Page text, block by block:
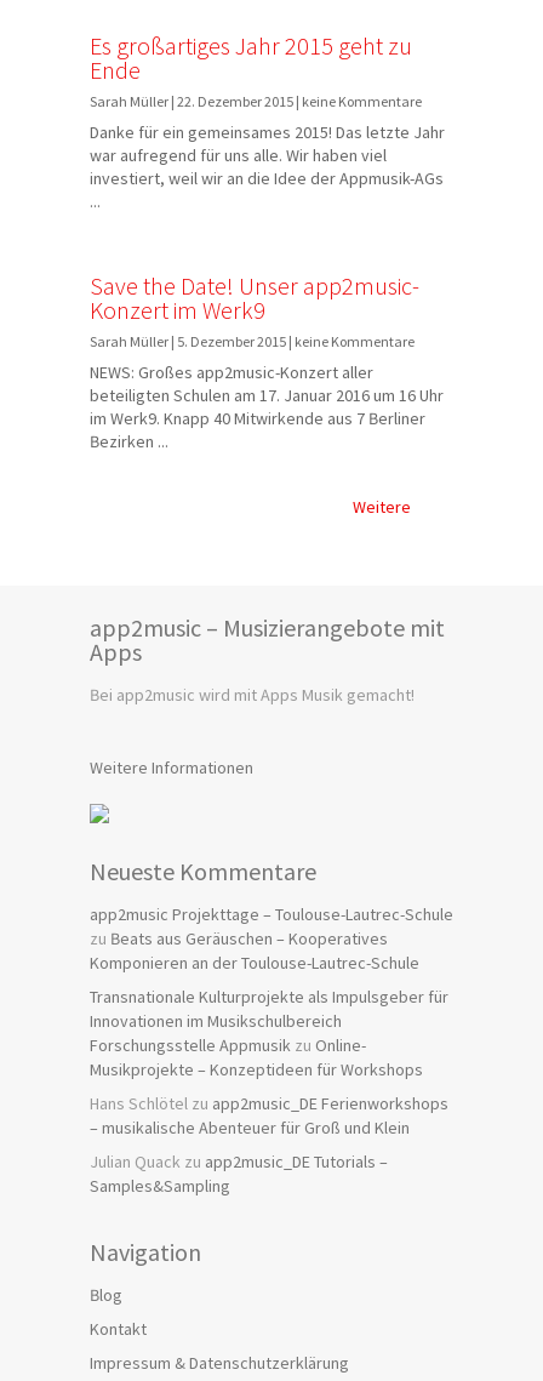
Es großartiges Jahr 2015 geht zu
Ende
Sarah Müller | 22. Dezember 2015 | keine Kommentare
Danke für ein gemeinsames 2015! Das letzte Jahr
war aufregend für uns alle. Wir haben viel
investiert, weil wir an die Idee der Appmusik-AGs
...
Save the Date! Unser app2music-
Konzert im Werk9
Sarah Müller | 5. Dezember 2015 | keine Kommentare
NEWS: Großes app2music-Konzert aller
beteiligten Schulen am 17. Januar 2016 um 16 Uhr
im Werk9. Knapp 40 Mitwirkende aus 7 Berliner
Bezirken ...
Weitere
app2music – Musizierangebote mit
Apps
Bei app2music wird mit Apps Musik gemacht!
Weitere Informationen
Neueste Kommentare
app2music Projekttage – Toulouse-Lautrec-Schule
zu Beats aus Geräuschen – Kooperatives
Komponieren an der Toulouse-Lautrec-Schule
Transnationale Kulturprojekte als Impulsgeber für
Innovationen im Musikschulbereich
Forschungsstelle Appmusik zu Online-
Musikprojekte – Konzeptideen für Workshops
Hans Schlötel zu app2music_DE Ferienworkshops
– musikalische Abenteuer für Groß und Klein
Julian Quack zu app2music_DE Tutorials –
Samples&Sampling
Navigation
Blog
Kontakt
Impressum & Datenschutzerklärung